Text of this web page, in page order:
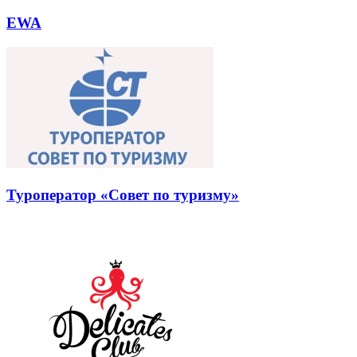
EWA
Туроператор «Совет по туризму»